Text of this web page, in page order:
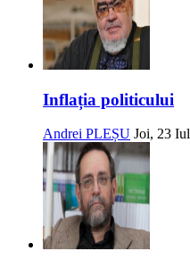
Inflația politicului
Andrei PLEȘU Joi, 23 Iul